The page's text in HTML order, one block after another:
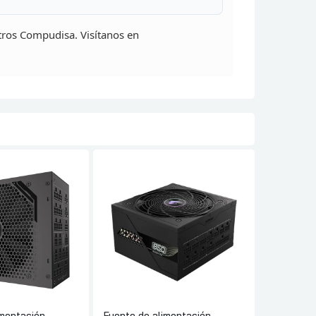
PAPEL OPCIONALES DE 500 HOJAS CADA UNA)
PANTALLA: 4,3″ TÁCTIL Y COLOR
Compudisa. Visítanos en